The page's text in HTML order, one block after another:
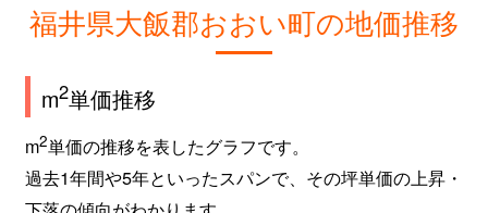
福井県大飯郡おおい町の地価推移
m2単価推移
m2単価の推移を表したグラフです。
過去1年間や5年といったスパンで、その坪単価の上昇・